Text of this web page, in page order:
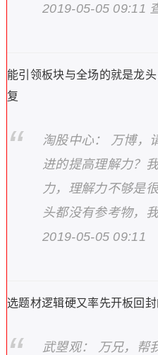
2019-05-05 09:11
能引领板块与全场的就是龙
复
淘股中心： 万博，
进的提高理解力？
力，理解力不够是
头都没有参考物，
2019-05-05 09:11
选题材逻辑硬又率先开板回
武曌观： 万兄，帮